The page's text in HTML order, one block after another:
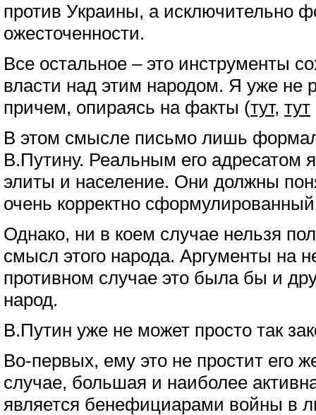
против Украины, а исключительно
ожесточенности.
Все остальное – это инструменты
власти над этим народом. Я уже не
причем, опираясь на факты (тут, тут
В этом смысле письмо лишь
В.Путину. Реальным его адресатом
элиты и население. Они должны
очень корректно
Однако, ни в коем случае нельзя
смысл этого народа. Аргументы на
противном случае это была бы и
народ.
В.Путин уже не может просто так
Во-первых, ему это не простит его
случае, большая и наиболее
является бенефициарами войны в